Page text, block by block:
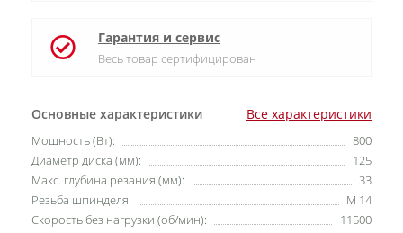
Основные характеристики Все характеристики
Мощность (Вт):
800
Диаметр диска (мм):
125
Макс. глубина резания (мм):
33
Резьба шпинделя:
M 14
Скорость без нагрузки (об/мин):
11500
Гарантия и сервис
Весь товар сертифицирован